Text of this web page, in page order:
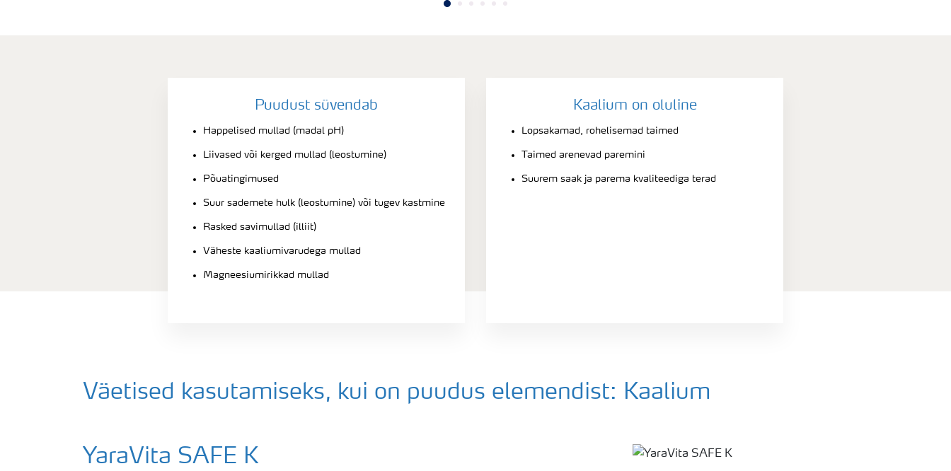
Puudust süvendab
Happelised mullad (madal pH)
Liivased või kerged mullad (leostumine)
Põuatingimused
Suur sademete hulk (leostumine) või tugev kastmine
Rasked savimullad (illiit)
Väheste kaaliumivarudega mullad
Magneesiumirikkad mullad
Kaalium on oluline
Lopsakamad, rohelisemad taimed
Taimed arenevad paremini
Suurem saak ja parema kvaliteediga terad
Väetised kasutamiseks, kui on puudus elemendist: Kaalium
YaraVita SAFE K